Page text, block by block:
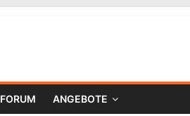
FORUM ANGEBOTE